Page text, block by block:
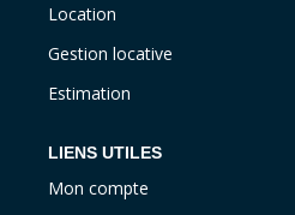
Location
Gestion locative
Estimation
LIENS UTILES
Mon compte